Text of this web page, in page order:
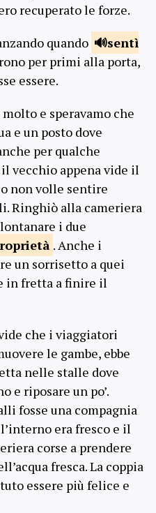
recuperato le forze.
quando
sentì
per primi alla porta,
essere.
e speravamo che
e un posto dove
per qualche
vecchio appena vide il
non volle sentire
Ringhiò alla cameriera
i due
. Anche i
un sorrisetto a quei
in fretta a finire il
che i viaggiatori
le gambe, ebbe
nelle stalle dove
e riposare un po’.
fosse una compagnia
l’interno era fresco e il
corse a prendere
fresca. La coppia
essere più felice e